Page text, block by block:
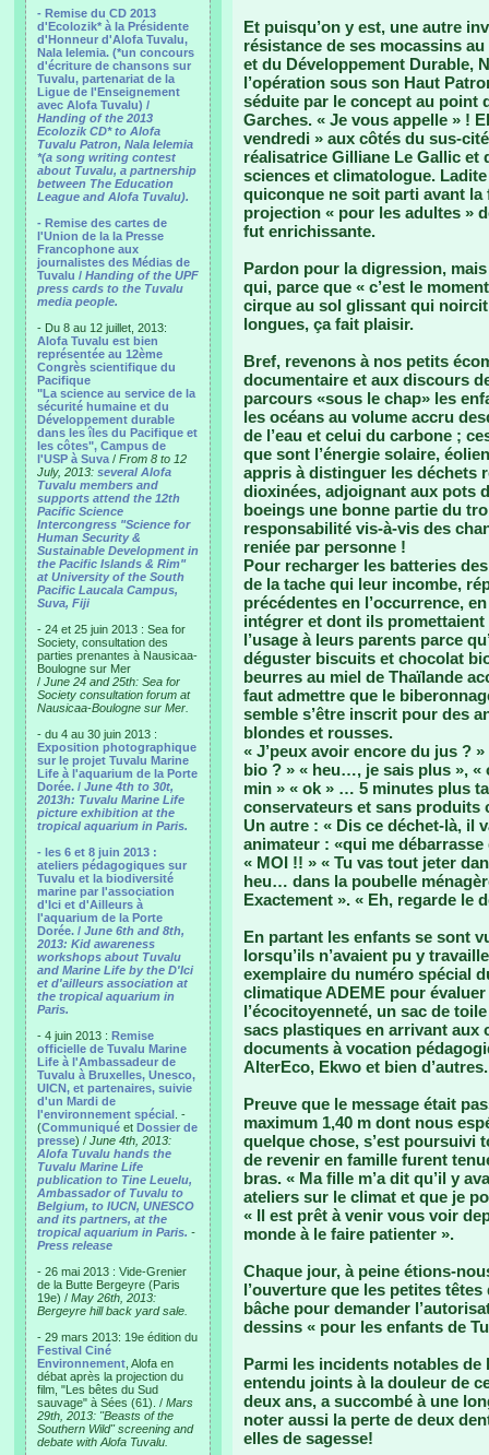
- Remise du CD 2013
d'Ecolozik* à la Présidente
d'Honneur d'Alofa Tuvalu,
Nala Ielemia. (*un concours
d'écriture de chansons sur
Tuvalu, partenariat de la
Ligue de l'Enseignement
avec Alofa Tuvalu) /
Handing of the 2013
Ecolozik CD* to Alofa
Tuvalu Patron, Nala Ielemia
*(a song writing contest
about Tuvalu, a partnership
between The Education
League and Alofa Tuvalu).
- Remise des cartes de
l'Union de la la Presse
Francophone aux
journalistes des Médias de
Tuvalu / Handing of the UPF
press cards to the Tuvalu
media people.
- Du 8 au 12 juillet, 2013:
Alofa Tuvalu est bien
représentée au 12ème
Congrès scientifique du
Pacifique
"La science au service de la
sécurité humaine et du
Développement durable
dans les îles du Pacifique et
les côtes", Campus de
l'USP à Suva / From 8 to 12
July, 2013: several Alofa
Tuvalu members and
supports attend the 12th
Pacific Science
Intercongress "Science for
Human Security &
Sustainable Development in
the Pacific Islands & Rim"
at University of the South
Pacific Laucala Campus,
Suva, Fiji
- 24 et 25 juin 2013 : Sea for
Society, consultation des
parties prenantes à Nausicaa-
Boulogne sur Mer
/ June 24 and 25th: Sea for
Society consultation forum at
Nausicaa-Boulogne sur Mer.
- du 4 au 30 juin 2013 :
Exposition photographique
sur le projet Tuvalu Marine
Life à l'aquarium de la Porte
Dorée. / June 4th to 30t,
2013h: Tuvalu Marine Life
picture exhibition at the
tropical aquarium in Paris.
- les 6 et 8 juin 2013 :
ateliers pédagogiques sur
Tuvalu et la biodiversité
marine par l'association
d'Ici et d'Ailleurs à
l'aquarium de la Porte
Dorée. / June 6th and 8th,
2013: Kid awareness
workshops about Tuvalu
and Marine Life by the D'Ici
et d'ailleurs association at
the tropical aquarium in
Paris.
- 4 juin 2013 : Remise
officielle de Tuvalu Marine
Life à l'Ambassadeur de
Tuvalu à Bruxelles, Unesco,
UICN, et partenaires, suivie
d'un Mardi de
l'environnement spécial . -
(Communiqué et Dossier de
presse) / June 4th, 2013:
Alofa Tuvalu hands the
Tuvalu Marine Life
publication to Tine Leuelu,
Ambassador of Tuvalu to
Belgium, to IUCN, UNESCO
and its partners, at the
tropical aquarium in Paris. -
Press release
- 26 mai 2013 : Vide-Grenier
de la Butte Bergeyre (Paris
19e) / May 26th, 2013:
Bergeyre hill back yard sale.
- 29 mars 2013: 19e édition du
Festival Ciné
Environnement , Alofa en
débat après la projection du
film, "Les bêtes du Sud
sauvage" à Sées (61). / Mars
29th, 2013: "Beasts of the
Southern Wild" screening and
debate with Alofa Tuvalu.
Et puisqu’on y est, une autre
résistance de ses mocassins
et du Développement Durable,
l’opération sous son Haut
séduite par le concept au point
Garches. « Je vous appelle » !
vendredi » aux côtés du sus-
réalisatrice Gilliane Le Gallic et
sciences et climatologue.
quiconque ne soit parti avant
projection « pour les adultes »
fut enrichissante.
Pardon pour la digression,
qui, parce que « c’est le
cirque au sol glissant qui
longues, ça fait plaisir.
Bref, revenons à nos petits
documentaire et aux discours
parcours «sous le chap» les
les océans au volume accru
de l’eau et celui du carbone ;
que sont l’énergie solaire,
appris à distinguer les déchets
dioxinées, adjoignant aux pots
boeings une bonne partie du
responsabilité vis-à-vis des
reniée par personne !
Pour recharger les batteries
de la tache qui leur incombe,
précédentes en l’occurrence,
intégrer et dont ils promettaient
l’usage à leurs parents parce
déguster biscuits et chocolat
beurres au miel de Thaïlande
faut admettre que le
semble s’être inscrit pour des
blondes et rousses.
« J’peux avoir encore du jus ?
bio ? » « heu…, je sais plus », «
min » « ok » … 5 minutes plus
conservateurs et sans produits
Un autre : « Dis ce déchet-là, il
animateur : «qui me
« MOI !! » « Tu vas tout jeter
heu… dans la poubelle
Exactement ». « Eh, regarde le
En partant les enfants se sont
lorsqu’ils n’avaient pu y
exemplaire du numéro spécial
climatique ADEME pour
l’écocitoyenneté, un sac de
sacs plastiques en arrivant aux
documents à vocation
AlterEco, Ekwo et bien d’autres.
Preuve que le message était
maximum 1,40 m dont nous
quelque chose, s’est poursuivi
de revenir en famille furent
bras. « Ma fille m’a dit qu’il y
ateliers sur le climat et que je
« Il est prêt à venir vous voir
monde à le faire patienter ».
Chaque jour, à peine étions-
l’ouverture que les petites
bâche pour demander
dessins « pour les enfants de
Parmi les incidents notables de
entendu joints à la douleur de
deux ans, a succombé à une
noter aussi la perte de deux
elles de sagesse!